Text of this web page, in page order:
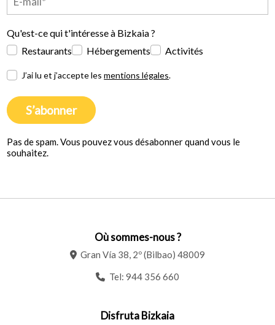
Qu'est-ce qui t'intéresse à Bizkaia ?
Restaurants
Hébergements Activités
J’ai lu et j’accepte lesmentions légales.
S’abonner
Pas de spam. Vous pouvez vous désabonner quand vous le
souhaitez.
Où sommes-nous ?
Gran Vía 38, 2º (Bilbao) 48009
Tel: 944 356 660
Disfruta Bizkaia